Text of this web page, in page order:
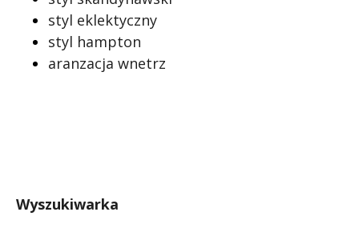
styl eklektyczny
styl hampton
aranzacja wnetrz
Wyszukiwarka